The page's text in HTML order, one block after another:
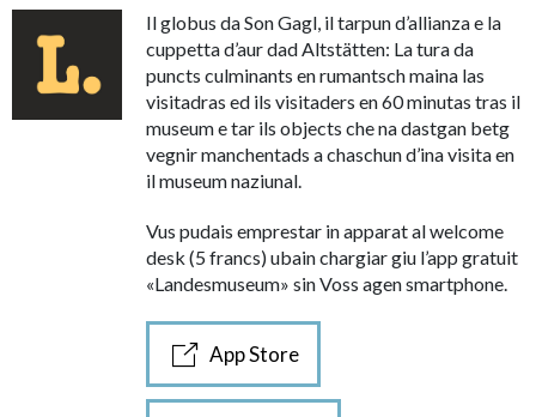
Il globus da Son Gagl, il tarpun d’allianza e la
cuppetta d’aur dad Altstätten: La tura da
puncts culminants en rumantsch maina las
visitadras ed ils visitaders en 60 minutas tras il
museum e tar ils objects che na dastgan betg
vegnir manchentads a chaschun d’ina visita en
il museum naziunal.
Vus pudais emprestar in apparat al welcome
desk (5 francs) ubain chargiar giu l’app gratuit
«Landesmuseum» sin Voss agen smartphone.
App Store